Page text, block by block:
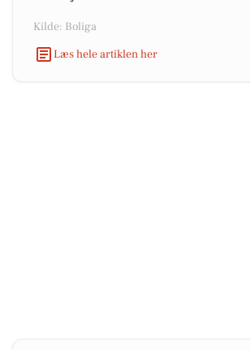
Kilde: Boliga
Læs hele artiklen her